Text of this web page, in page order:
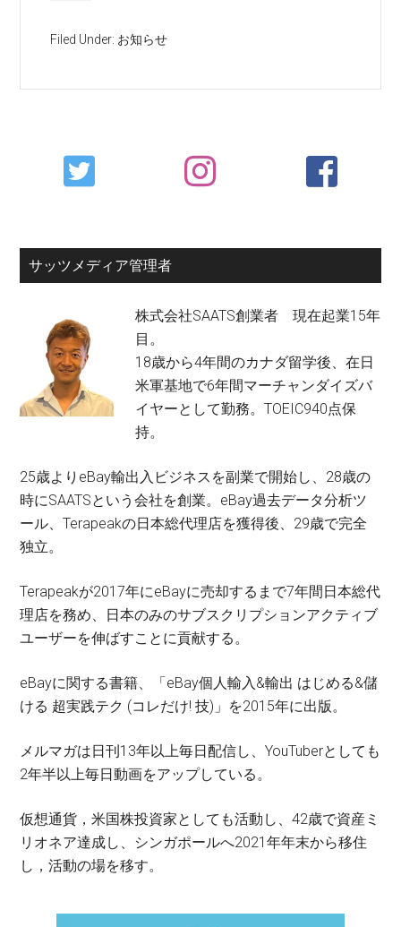
Filed Under: お知らせ
Primary
Sidebar
サッツメディア管理者
株式会社SAATS創業者 現在起業15年
目。
18歳から4年間のカナダ留学後、在日
米軍基地で6年間マーチャンダイズバ
イヤーとして勤務。TOEIC940点保
持。
25歳よりeBay輸出入ビジネスを副業で開始し、28歳の
時にSAATSという会社を創業。eBay過去データ分析ツ
ール、Terapeakの日本総代理店を獲得後、29歳で完全
独立。
Terapeakが2017年にeBayに売却するまで7年間日本総代
理店を務め、日本のみのサブスクリプションアクティブ
ユーザーを伸ばすことに貢献する。
eBayに関する書籍、「eBay個人輸入&輸出 はじめる&儲
ける 超実践テク (コレだけ! 技)」を2015年に出版。
メルマガは日刊13年以上毎日配信し、YouTuberとしても
2年半以上毎日動画をアップしている。
仮想通貨，米国株投資家としても活動し、42歳で資産ミ
リオネア達成し、シンガポールへ2021年年末から移住
し，活動の場を移す。